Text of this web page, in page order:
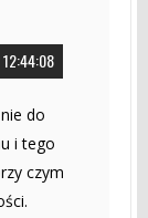
do
i tego
czym